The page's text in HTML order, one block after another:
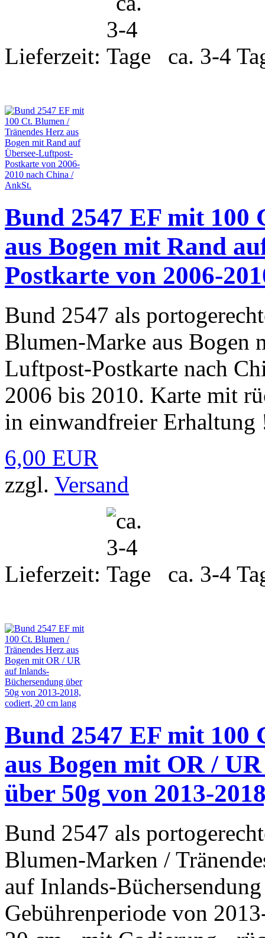
Lieferzeit: ca. 3-4
Bund 2547 EF mit 100
aus Bogen mit Rand
Postkarte von 2006-
Bund 2547 als
Blumen-Marke aus Bogen
Luftpost-Postkarte nach
2006 bis 2010. Karte mit
in einwandfreier Erhaltung
6,00 EUR
zzgl. Versand
Lieferzeit: ca. 3-4
Bund 2547 EF mit 100
aus Bogen mit OR /
über 50g von 2013-
Bund 2547 als
Blumen-Marken /
auf Inlands-
Gebührenperiode von